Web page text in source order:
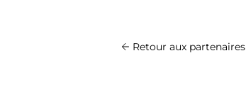
Retour aux partenaires